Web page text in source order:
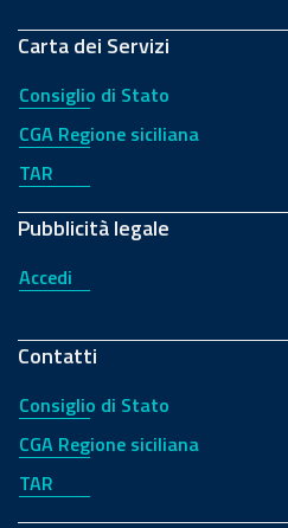
Carta dei Servizi
Consiglio di Stato
CGA Regione siciliana
TAR
Pubblicità legale
Accedi
Contatti
Consiglio di Stato
CGA Regione siciliana
TAR